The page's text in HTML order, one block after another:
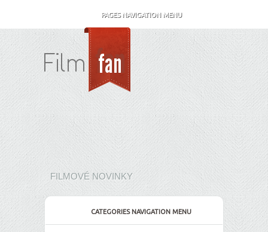
PAGES NAVIGATION MENU
FILMOVÉ NOVINKY
CATEGORIES NAVIGATION MENU